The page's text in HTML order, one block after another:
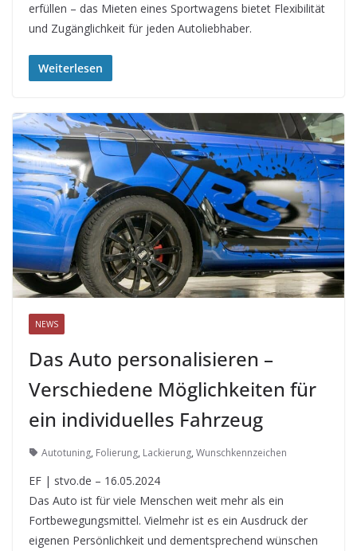
erfüllen – das Mieten eines Sportwagens bietet Flexibilität
und Zugänglichkeit für jeden Autoliebhaber.
Weiterlesen
NEWS
Das Auto personalisieren –
Verschiedene Möglichkeiten für
ein individuelles Fahrzeug
Autotuning, Folierung, Lackierung, Wunschkennzeichen
EF | stvo.de – 16.05.2024
Das Auto ist für viele Menschen weit mehr als ein
Fortbewegungsmittel. Vielmehr ist es ein Ausdruck der
eigenen Persönlichkeit und dementsprechend wünschen